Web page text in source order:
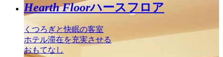
Hearth Floorハースフロア
くつろぎと快眠の客室
ホテル滞在を充実させる
おもてなし